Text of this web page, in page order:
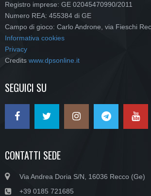
Registro imprese: GE 02045470990/2011
Numero REA: 455384 di GE
Campo di gioco: Carlo Androne, via Fieschi
Informativa cookies
Privacy
Credits www.dpsonline.it
SEGUICI SU
CONTATTI SEDE
Via Andrea Doria S/N, 16036 Recco (Ge)
+39 0185 721685